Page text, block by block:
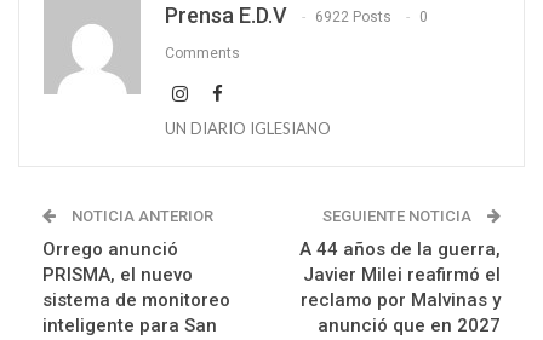
Prensa E.D.V 6922 Posts 0
Comments
UN DIARIO IGLESIANO
NOTICIA ANTERIOR
Orrego anunció
PRISMA, el nuevo
sistema de monitoreo
inteligente para San
SEGUIENTE NOTICIA
A 44 años de la guerra,
Javier Milei reafirmó el
reclamo por Malvinas y
anunció que en 2027